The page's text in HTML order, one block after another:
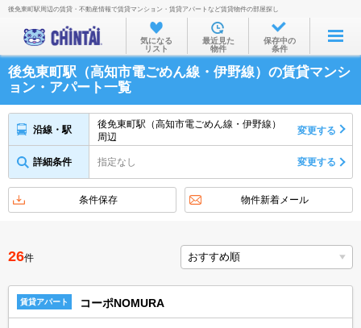
お部屋を探す
沿線・駅から
住所から
家賃相場から
不動産会社から
後免東町駅周辺の賃貸・不動産情報で賃貸マンション・賃貸アパートなど賃貸物件の部屋探し
気になる
リスト
最近見た
物件
保存中の
条件
後免東町駅（高知市電ごめん線・伊野線）の賃貸マンシ
ョン・アパート一覧
沿線・駅
後免東町駅（高知市電ごめん線・伊野線）
周辺
変更する
詳細条件 指定なし 変更する
条件保存 物件新着メール
26件
賃貸アパート コーポNOMURA